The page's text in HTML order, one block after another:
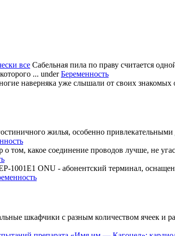
все Сабельная пила по праву считается
... underБеременность
наверняка уже слышали от своих знакомых
жилья, особенно
о том, какое соединение проводов лучше, не
1001E1 ONU - абонентский терминал,
шкафчики с разным количеством ячеек и